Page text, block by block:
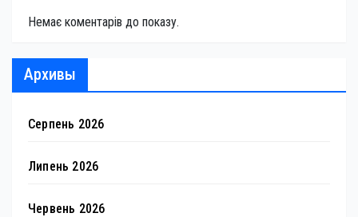
Немає коментарів до показу.
Архивы
Серпень 2026
Липень 2026
Червень 2026